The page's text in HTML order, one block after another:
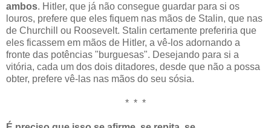
ambos. Hitler, que já não consegue guardar para si os
louros, prefere que eles fiquem nas mãos de Stalin, que nas
de Churchill ou Roosevelt. Stalin certamente preferiria que
eles ficassem em mãos de Hitler, a vê-los adornando a
fronte das potências "burguesas". Desejando para si a
vitória, cada um dos dois ditadores, desde que não a possa
obter, prefere vê-las nas mãos do seu sósia.
* * *